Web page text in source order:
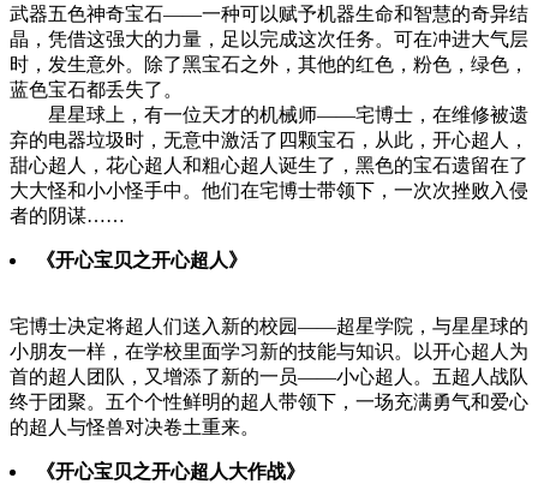
武器五色神奇宝石——一种可以赋予机器生命和智慧的奇异结
晶，凭借这强大的力量，足以完成这次任务。可在冲进大气层
时，发生意外。除了黑宝石之外，其他的红色，粉色，绿色，
蓝色宝石都丢失了。
星星球上，有一位天才的机械师——宅博士，在维修被遗
弃的电器垃圾时，无意中激活了四颗宝石，从此，开心超人，
甜心超人，花心超人和粗心超人诞生了，黑色的宝石遗留在了
大大怪和小小怪手中。他们在宅博士带领下，一次次挫败入侵
者的阴谋……
《开心宝贝之开心超人》
宅博士决定将超人们送入新的校园——超星学院，与星星球的
小朋友一样，在学校里面学习新的技能与知识。以开心超人为
首的超人团队，又增添了新的一员——小心超人。五超人战队
终于团聚。五个个性鲜明的超人带领下，一场充满勇气和爱心
的超人与怪兽对决卷土重来。
《开心宝贝之开心超人大作战》